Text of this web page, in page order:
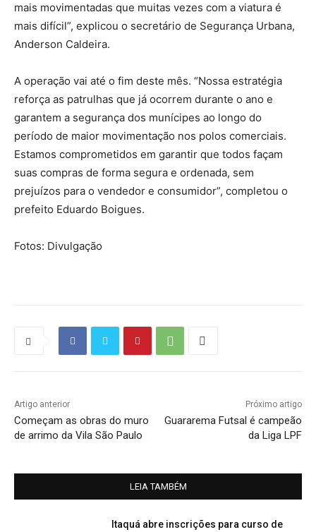
mais movimentadas que muitas vezes com a viatura é
mais difícil”, explicou o secretário de Segurança Urbana,
Anderson Caldeira.
A operação vai até o fim deste mês. “Nossa estratégia
reforça as patrulhas que já ocorrem durante o ano e
garantem a segurança dos munícipes ao longo do
período de maior movimentação nos polos comerciais.
Estamos comprometidos em garantir que todos façam
suas compras de forma segura e ordenada, sem
prejuízos para o vendedor e consumidor”, completou o
prefeito Eduardo Boigues.
Fotos: Divulgação
Artigo anterior
Começam as obras do muro
de arrimo da Vila São Paulo
Próximo artigo
Guararema Futsal é campeão
da Liga LPF
LEIA TAMBÉM
Itaquá abre inscrições para curso de